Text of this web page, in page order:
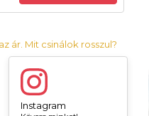
ár. Mit csinálok rosszul?
Instagram